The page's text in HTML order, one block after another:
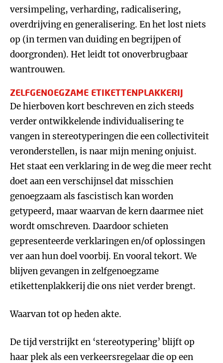
versimpeling, verharding, radicalisering,
overdrijving en generalisering. En het lost niets
op (in termen van duiding en begrijpen of
doorgronden). Het leidt tot onoverbrugbaar
wantrouwen.
ZELFGENOEGZAME ETIKETTENPLAKKERIJ
De hierboven kort beschreven en zich steeds
verder ontwikkelende individualisering te
vangen in stereotyperingen die een collectiviteit
veronderstellen, is naar mijn mening onjuist.
Het staat een verklaring in de weg die meer recht
doet aan een verschijnsel dat misschien
genoegzaam als fascistisch kan worden
getypeerd, maar waarvan de kern daarmee niet
wordt omschreven. Daardoor schieten
gepresenteerde verklaringen en/of oplossingen
ver aan hun doel voorbij. En vooral tekort. We
blijven gevangen in zelfgenoegzame
etikettenplakkerij die ons niet verder brengt.
Waarvan tot op heden akte.
De tijd verstrijkt en ‘stereotypering’ blijft op
haar plek als een verkeersregelaar die op een